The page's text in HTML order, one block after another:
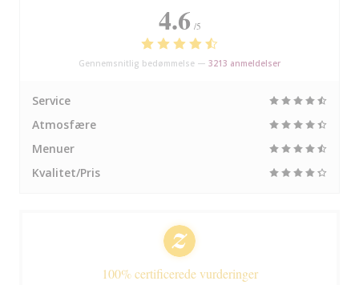
4.6 /5
Gennemsnitlig bedømmelse — 3213 anmeldelser
Service
Atmosfære
Menuer
Kvalitet/Pris
100% certificerede vurderinger